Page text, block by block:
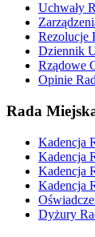
Uchwały
Rezolucje
Dziennik
Rządowe
Opinie
Rada
Kadencja
Kadencja
Kadencja
Kadencja
Dyżury